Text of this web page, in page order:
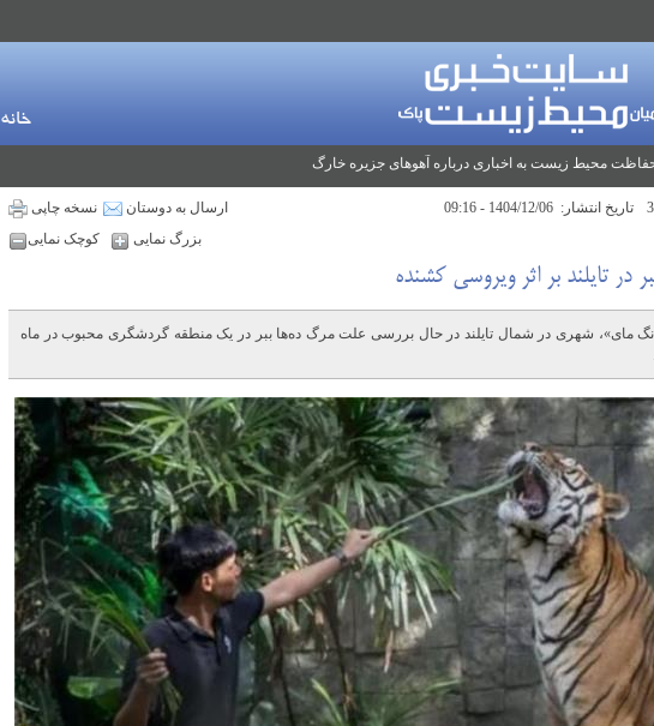
خانه
محیط زیست به اخباری درباره آهوهای جزیره خارگ
تاریخ انتشار: نسخه چاپی
ارسال به دوستان
بزرگ نمایی
کوچک نمایی
در تایلند بر اثر ویروسی کشنده
مای»، شهری در شمال تایلند در حال بررسی علت مرگ ده‌ها ببر در یک منطقه گردشگری محبوب در ماه